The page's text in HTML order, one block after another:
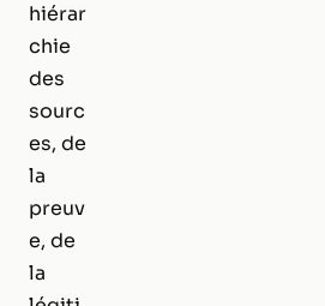
hiérar
chie
des
sourc
es, de
la
preuv
e, de
la